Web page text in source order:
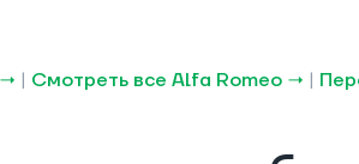
| Смотреть все Alfa Romeo → |